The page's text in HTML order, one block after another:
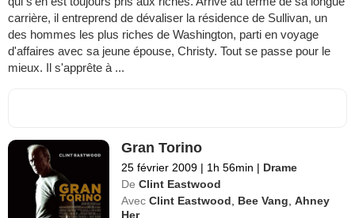
carrière, il entreprend de dévaliser la résidence de Sullivan, un
des hommes les plus riches de Washington, parti en voyage
d'affaires avec sa jeune épouse, Christy. Tout se passe pour le
mieux. Il s'apprête à ...
Gran Torino
25 février 2009 | 1h 56min | Drame
De Clint Eastwood
Avec Clint Eastwood Bee Vang ,Ahney
Her